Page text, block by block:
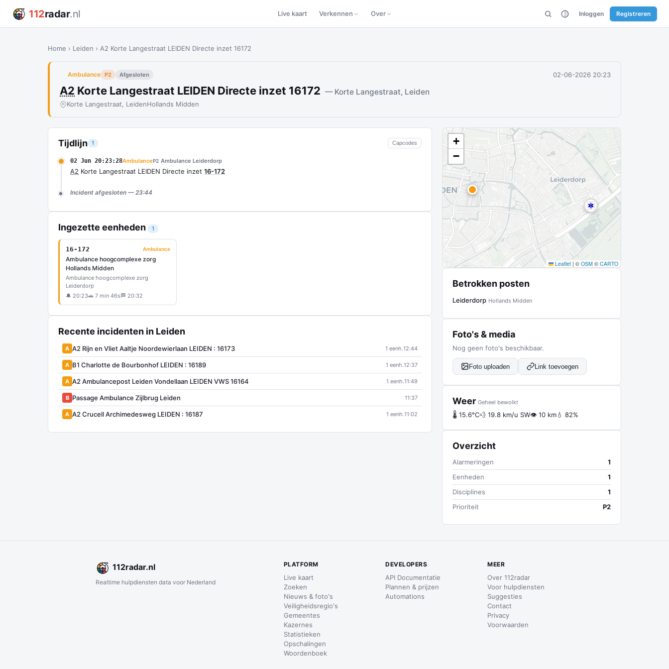
112radar.nl Live kaart Verkennen Over Inloggen Registreren
Home › Leiden › A2 Korte Langestraat LEIDEN Directe inzet 16172
Ambulance P2 Afgesloten 02-06-2026 20:23
A2 Korte Langestraat LEIDEN Directe inzet 16172 — Korte Langestraat, Leiden
Korte Langestraat, LeidenHollands Midden
Tijdlijn 1 Capcodes
02 Jun 20:23:28AmbulanceP2 Ambulance Leiderdorp
A2 Korte Langestraat LEIDEN Directe inzet 16-172
Incident afgesloten — 23:44
Ingezette eenheden 1
16-172 Ambulance
Ambulance hoogcomplexe zorg
Hollands Midden
Ambulance hoogcomplexe zorg
Leiderdorp
🔔 20:23🚗 7 min 46s 🏁 20:32
Recente incidenten in Leiden
A A2 Rijn en Vliet Aaltje Noordewierlaan LEIDEN : 16173 1 eenh.12:44
A B1 Charlotte de Bourbonhof LEIDEN : 16189 1 eenh.12:37
A A2 Ambulancepost Leiden Vondellaan LEIDEN VWS 16164 1 eenh.11:49
B Passage Ambulance Zijlbrug Leiden 11:37
A A2 Crucell Archimedesweg LEIDEN : 16187 1 eenh.11:02
+
−
Leaflet | © OSM © CARTO
Betrokken posten
Leiderdorp Hollands Midden
Foto's & media
Nog geen foto's beschikbaar.
Foto uploaden Link toevoegen
Weer Geheel bewolkt
🌡 15.6°C💨 19.8 km/u SW👁 10 km💧 82%
Overzicht
Alarmeringen
1
Eenheden
1
Disciplines
1
Prioriteit
P2
112radar.nl
Realtime hulpdiensten data voor Nederland
PLATFORM
Live kaart
Zoeken
Nieuws & foto's
Veiligheidsregio's
Gemeentes
Kazernes
Statistieken
Opschalingen
Woordenboek
DEVELOPERS
API Documentatie
Plannen & prijzen
Automations
MEER
Over 112radar
Voor hulpdiensten
Suggesties
Contact
Privacy
Voorwaarden